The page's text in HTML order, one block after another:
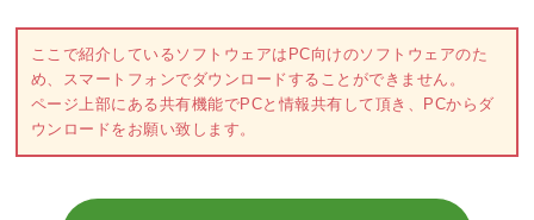
ここで紹介しているソフトウェアはPC向けのソフトウェアのた
め、スマートフォンでダウンロードすることができません。
ページ上部にある共有機能でPCと情報共有して頂き、PCからダ
ウンロードをお願い致します。